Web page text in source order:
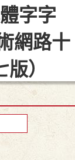
編輯說明
站導覽